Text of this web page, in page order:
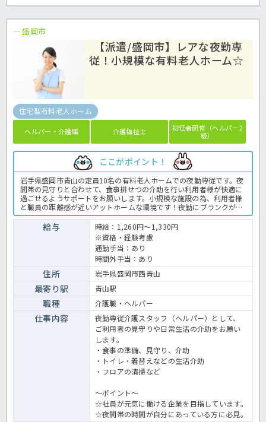
盛岡市
【派遣/盛岡市】レアな夜勤専
従！小規模な有料老人ホーム☆
住宅型有料老人ホーム
ヘルパー・介護職 介護福祉士
初任者研修（ヘルパー2
級）
ここがポイント！
岩手県盛岡市青山の定員10名の有料老人ホームでの夜勤専従です。夜
間帯の見守りと合わせて、食事排せつの介助を行い利用者様が快適に
過ごせるようサポートをお願いします。小規模な施設の為、利用者様
と職員の距離感が近いアットホームな環境です！夜勤にブランクがあ
る方も優しく教えていただける環境がございますのでご安心くださ
い！月10～13回の間の勤務となり、お休みは事前にご相談可能ですの
で気になる方はお気軽にお問い合わせください！有料老人ホームでの
介護業務全般です。＜介護職 派遣 有料老人ホームの求人＞
給与
時給：1,260円～1,330円
※資格・経験考慮
通勤手当：あり
時間外手当：あり
住所 岩手県盛岡市西青山
最寄り駅 青山駅
職種 介護職・ヘルパー
仕事内容
夜勤専従介護スタッフ（ヘルパー）として、
ご利用者の見守りや日常生活の介助をお願い
します。
・食事の準備、見守り、介助
・トイレ・着替えなどの生活介助
・フロアの清掃など
～ポイント～
☆社員が元気に働ける企業を目指しています。
☆夜間帯の時間が自分にあっている方に必見。